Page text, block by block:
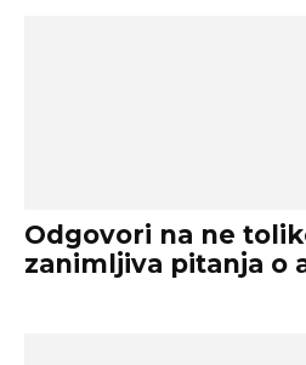
Odgovori na ne
zanimljiva pitanja o